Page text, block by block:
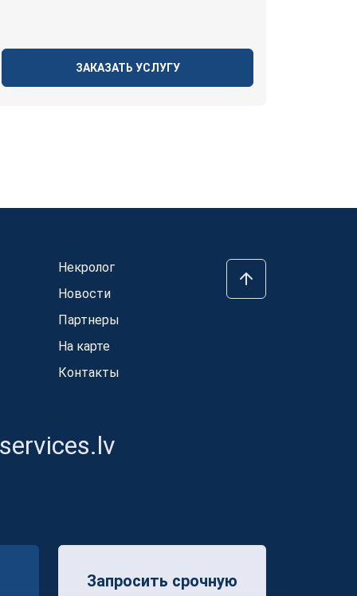
ЗАКАЗАТЬ УСЛУГУ
Некролог
Новости
Партнеры
На карте
Контакты
Запросить срочную